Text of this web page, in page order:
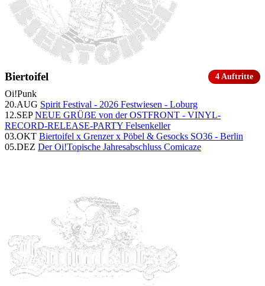
Biertoifel 4 Auftritte
Oi!Punk
20.AUG Spirit Festival - 2026 Festwiesen - Loburg
12.SEP NEUE GRÜẞE von der OSTFRONT - VINYL-
RECORD-RELEASE-PARTY Felsenkeller
03.OKT Biertoifel x Grenzer x Pöbel & Gesocks SO36 - Berlin
05.DEZ Der Oi!Topische Jahresabschluss Comicaze